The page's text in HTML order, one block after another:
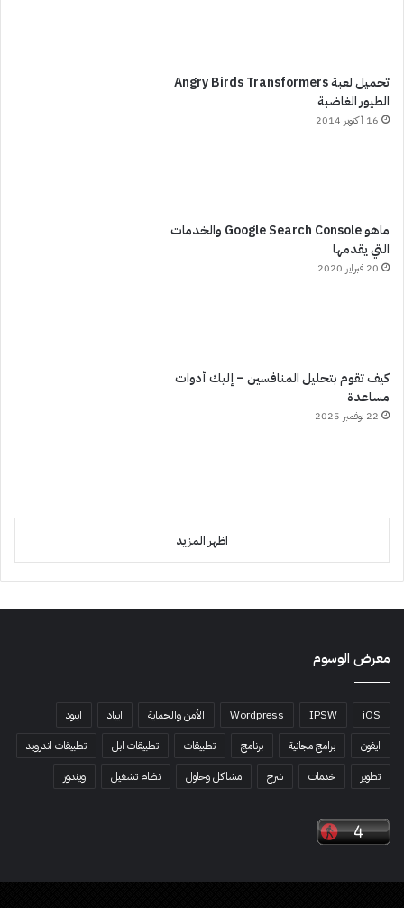
تحميل لعبة Angry Birds Transformers
الطيور الغاضبة
16 أكتوبر 2014
ماهو Google Search Console والخدمات
التي يقدمها
20 فبراير 2020
كيف تقوم بتحليل المنافسين – إليك أدوات
مساعدة
22 نوفمبر 2025
اظهر المزيد
معرض الوسوم
iOS
IPSW
Wordpress الأمن والحماية ايباد
ايبود
ايفون
برامج مجانية برنامج تطبيقات تطبيقات ابل
تطبيقات اندرويد
تطوير
خدمات شرح مشاكل وحلول نظام تشغيل ويندوز